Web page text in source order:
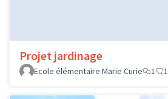
Projet jardinage
Ecole élémentaire Marie Curie
1 1